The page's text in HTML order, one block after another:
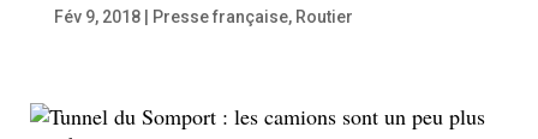
Fév 9, 2018| Presse française, Routier